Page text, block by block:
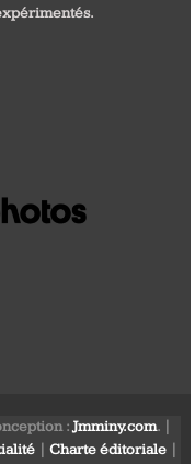
:Jmminy.com. |
|Charte éditoriale